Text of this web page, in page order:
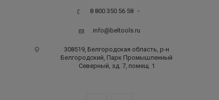
8 800 350 56 58
info@beltools.ru
308519, Белгородская область, р-н
Белгородский, Парк Промышленный
Северный, зд. 7, помещ. 1